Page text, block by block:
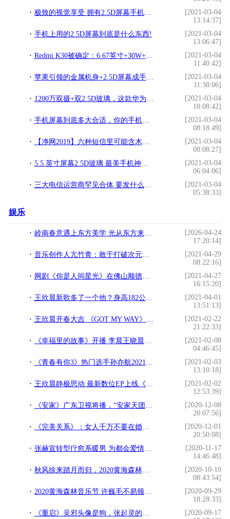
极致的视觉享受 拥有2.5D屏幕手机推荐!
[2021-03-04
13:14:37]
手机上用的2.5D屏幕到底是什么东西!
[2021-03-04
13:06:47]
Redmi K30被确定：6.67英寸+30W+4500毫安，值得期待!
[2021-03-04
11:40:42]
苹果引领的金属机身+2.5D屏幕成手机标配，唯独双摄表现一般!
[2021-03-04
11:38:06]
1200万双摄+双2.5D玻璃，这款华为手机已降至1599元!
[2021-03-04
10:08:42]
手机屏幕到底多大合适，你的手机是多大的呢!
[2021-03-04
08:18:49]
【净网2019】六种短信里可能含木马病毒!
[2021-03-04
08:08:27]
5.5.英寸屏幕2.5D玻璃 最美手机神舟锐龙P8低价来袭!
[2021-03-04
06:04:06]
三大电信运营商罕见合体 要发什么大招？!
[2021-03-04
05:38:33]
娱乐
岭南春意遇上东方美学 光从东方来城市音乐会圆满收官
[2026-04-24
17:20:14]
音乐创作人亢竹青：敢于打破次元壁，重塑音乐新形态
[2021-04-29
08:22:16]
网剧《你是人间星光》在佛山顺德悦然广场甜蜜开机
[2021-04-27
16:15:20]
王欣晨新歌多了一个他？身高182公分 最速配反差萌现身
[2021-04-01
13:51:13]
王欣晨开春大吉 《GOT MY WAY》音乐会载歌载舞大爆发
[2021-02-22
21:22:33]
《幸福里的故事》开播 李晨王晓晨演绎北京青年
[2021-02-08
04:46:45]
《青春有你3》热门选手孙亦航2021新歌首发， 顺势而行发掘多面的自己
[2021-02-03
13:10:18]
王欣晨静极思动 最新数位EP上线《GOT MY WAY》舞步升级
[2021-02-02
12:53:39]
《安家》广东卫视将播，“安家天团”空降直播间为开播疯狂打CALL
[2020-12-08
20:07:56]
《完美关系》：女人千万不要在婚姻中图男人对你好，扶贫所谓的好男人
[2020-12-01
20:50:08]
张赫宣转型疗愈系暖男 为都会爱情故事代言发声
[2020-11-17
14:46:48]
秋风徐来踏月而归，2020黄海森林音乐节圆满落幕
[2020-10-10
08:43:54]
2020黄海森林音乐节 许巍毛不易领衔豪华乐队阵容
[2020-09-29
18:28:33]
《重启》吴邪头像是狗，张起灵的是长白山，刘丧胖子的太搞笑了
[2020-09-17